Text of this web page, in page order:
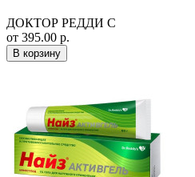
ДОКТОР РЕДДИ С
от 395.00 р.
В корзину